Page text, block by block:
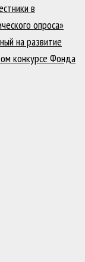
в
опроса»
на развитие
конкурсе Фонда